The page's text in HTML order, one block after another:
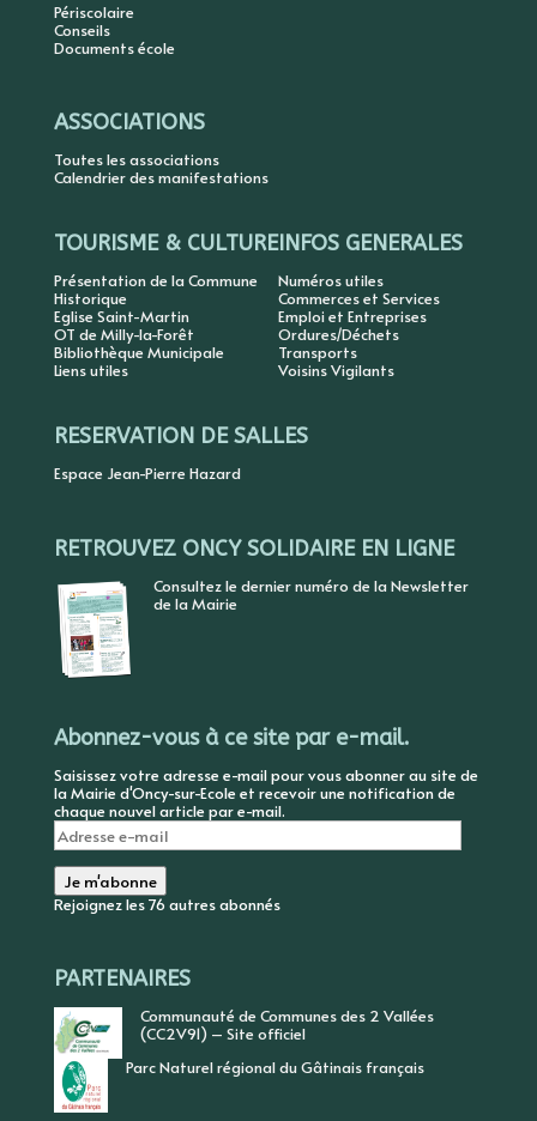
Périscolaire
Conseils
Documents école
ASSOCIATIONS
Toutes les associations
Calendrier des manifestations
TOURISME & CULTURE
Présentation de la Commune
Historique
Eglise Saint-Martin
OT de Milly-la-Forêt
Bibliothèque Municipale
Liens utiles
INFOS GENERALES
Numéros utiles
Commerces et Services
Emploi et Entreprises
Ordures/Déchets
Transports
Voisins Vigilants
RESERVATION DE SALLES
Espace Jean-Pierre Hazard
RETROUVEZ ONCY SOLIDAIRE EN LIGNE
Consultez le dernier numéro de la Newsletter
de la Mairie
Abonnez-vous à ce site par e-mail.
Saisissez votre adresse e-mail pour vous abonner au site de
la Mairie d'Oncy-sur-Ecole et recevoir une notification de
chaque nouvel article par e-mail.
Adresse
e-
mail
Je m'abonne
Rejoignez les 76 autres abonnés
PARTENAIRES
Communauté de Communes des 2 Vallées
(CC2V91) – Site officiel
Parc Naturel régional du Gâtinais français